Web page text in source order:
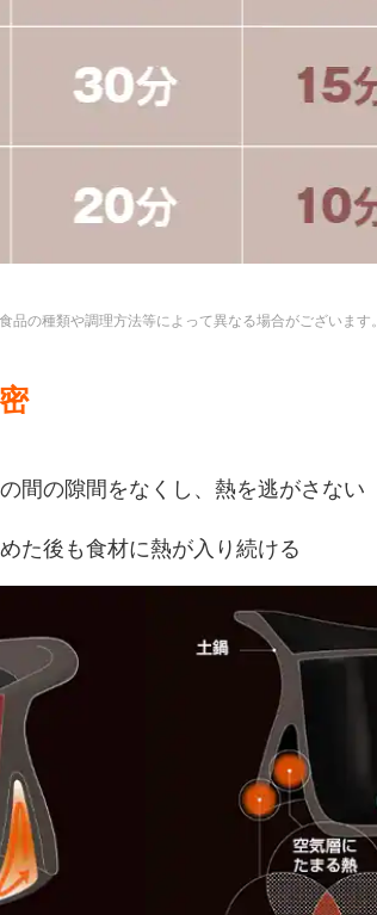
の種類や調理方法等によって異なる場合がございます。
間の隙間をなくし、熱を逃がさない
た後も食材に熱が入り続ける